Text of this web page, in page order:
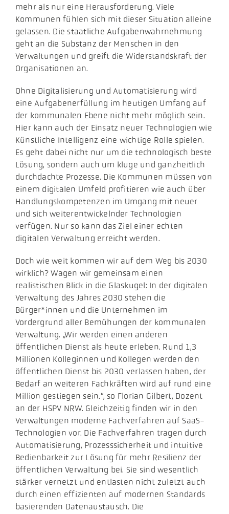
mehr als nur eine Herausforderung. Viele
Kommunen fühlen sich mit dieser Situation alleine
gelassen. Die staatliche Aufgabenwahrnehmung
geht an die Substanz der Menschen in den
Verwaltungen und greift die Widerstandskraft der
Organisationen an.
Ohne Digitalisierung und Automatisierung wird
eine Aufgabenerfüllung im heutigen Umfang auf
der kommunalen Ebene nicht mehr möglich sein.
Hier kann auch der Einsatz neuer Technologien wie
Künstliche Intelligenz eine wichtige Rolle spielen.
Es geht dabei nicht nur um die technologisch beste
Lösung, sondern auch um kluge und ganzheitlich
durchdachte Prozesse. Die Kommunen müssen von
einem digitalen Umfeld profitieren wie auch über
Handlungskompetenzen im Umgang mit neuer
und sich weiterentwickelnder Technologien
verfügen. Nur so kann das Ziel einer echten
digitalen Verwaltung erreicht werden.
Doch wie weit kommen wir auf dem Weg bis 2030
wirklich? Wagen wir gemeinsam einen
realistischen Blick in die Glaskugel: In der digitalen
Verwaltung des Jahres 2030 stehen die
Bürger*innen und die Unternehmen im
Vordergrund aller Bemühungen der kommunalen
Verwaltung. „Wir werden einen anderen
öffentlichen Dienst als heute erleben. Rund 1,3
Millionen Kolleginnen und Kollegen werden den
öffentlichen Dienst bis 2030 verlassen haben, der
Bedarf an weiteren Fachkräften wird auf rund eine
Million gestiegen sein.“, so Florian Gilbert, Dozent
an der HSPV NRW. Gleichzeitig finden wir in den
Verwaltungen moderne Fachverfahren auf SaaS-
Technologien vor. Die Fachverfahren tragen durch
Automatisierung, Prozesssicherheit und intuitive
Bedienbarkeit zur Lösung für mehr Resilienz der
öffentlichen Verwaltung bei. Sie sind wesentlich
stärker vernetzt und entlasten nicht zuletzt auch
durch einen effizienten auf modernen Standards
basierenden Datenaustausch. Die